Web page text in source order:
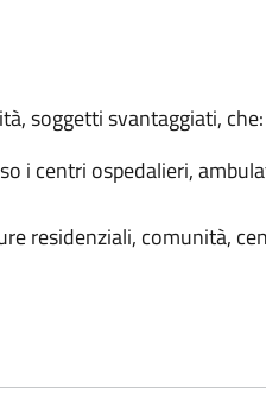
soggetti svantaggiati, che:
i centri ospedalieri,
residenziali, comunità,